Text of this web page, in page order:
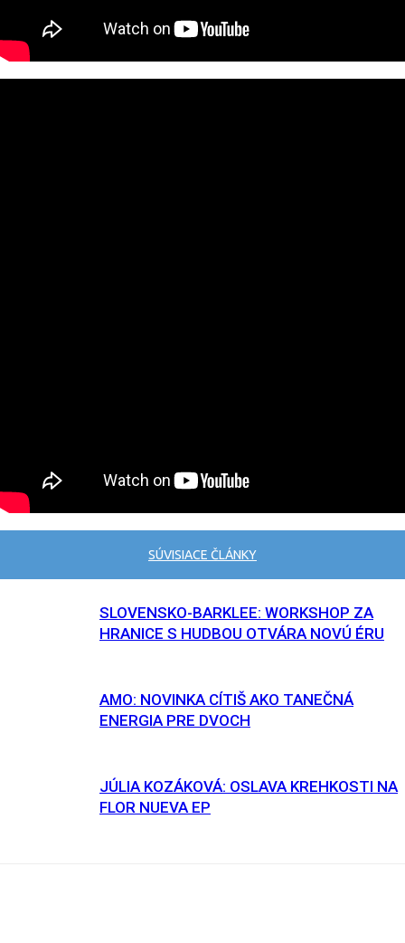
SÚVISIACE ČLÁNKY
SLOVENSKO-BARKLEE: WORKSHOP ZA
HRANICE S HUDBOU OTVÁRA NOVÚ ÉRU
AMO: NOVINKA CÍTIŠ AKO TANEČNÁ
ENERGIA PRE DVOCH
JÚLIA KOZÁKOVÁ: OSLAVA KREHKOSTI NA
FLOR NUEVA EP